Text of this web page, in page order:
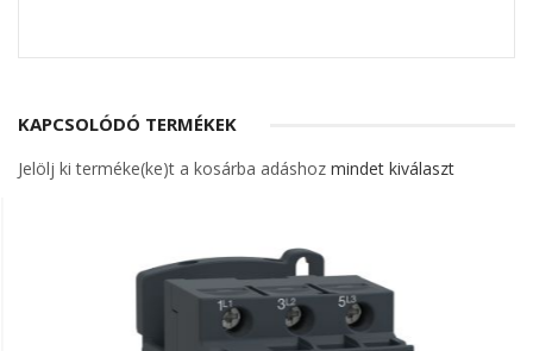
KAPCSOLÓDÓ TERMÉKEK
Jelölj ki terméke(ke)t a kosárba adáshoz mindet kiválaszt